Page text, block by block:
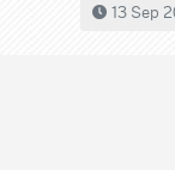
13 Sep